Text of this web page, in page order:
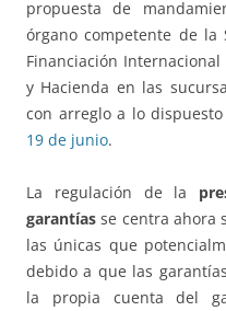
propuesta de
órgano competente de la
Financiación
y Hacienda en las
con arreglo a lo
19 de junio.
La regulación de la
garantíasse centra ahora
las únicas que
debido a que las
la propia cuenta del